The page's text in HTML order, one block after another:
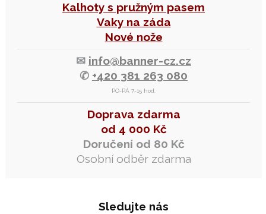
Kalhoty s pružným pasem
Vaky na záda
Nové nože
✉ info@banner-cz.cz
✆ +420 381 263 080
PO-PÁ 7-15 hod.
Doprava zdarma
od 4 000 Kč
Doručení od 80 Kč
Osobní odběr zdarma
Sledujte nás